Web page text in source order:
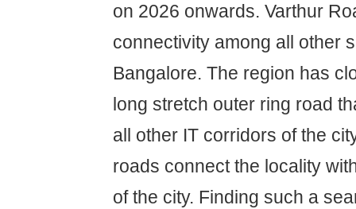
on 2026 onwards. Varthur
connectivity among all other
Bangalore. The region has
long stretch outer ring road
all other IT corridors of the
roads connect the locality
of the city. Finding such a